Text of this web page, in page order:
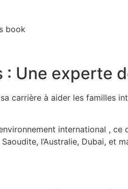
: Une experte
carrière à aider les familles
international ,
l’Australie, Dubai, et